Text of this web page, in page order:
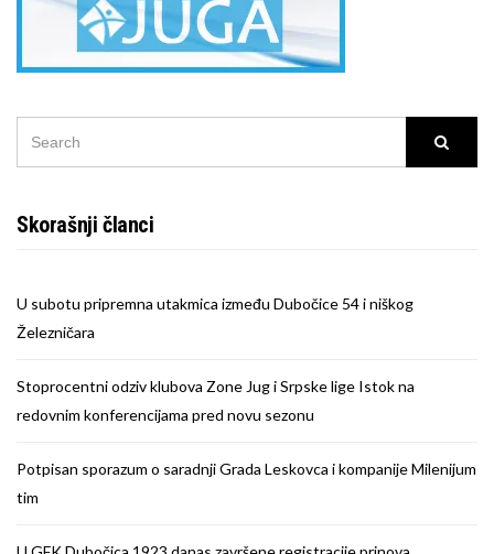
Skorašnji članci
U subotu pripremna utakmica između Dubočice 54 i niškog
Železničara
Stoprocentni odziv klubova Zone Jug i Srpske lige Istok na
redovnim konferencijama pred novu sezonu
Potpisan sporazum o saradnji Grada Leskovca i kompanije Milenijum
tim